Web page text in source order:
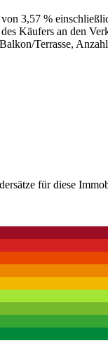
3,57 %
Käufers an den
Terrasse,
für diese